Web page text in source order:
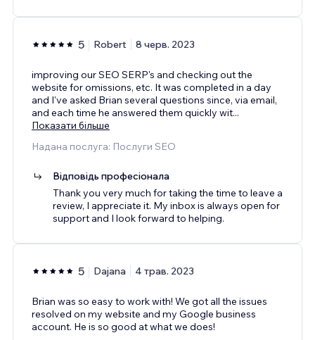
5 Robert 8 черв. 2023
improving our SEO SERP's and checking out the
website for omissions, etc. It was completed in a day
and I've asked Brian several questions since, via email,
and each time he answered them quickly wit...
Показати більше
Надана послуга: Послуги SEO
Відповідь професіонала
Thank you very much for taking the time to leave a
review, I appreciate it. My inbox is always open for
support and I look forward to helping.
5 Dajana 4 трав. 2023
Brian was so easy to work with! We got all the issues
resolved on my website and my Google business
account. He is so good at what we does!